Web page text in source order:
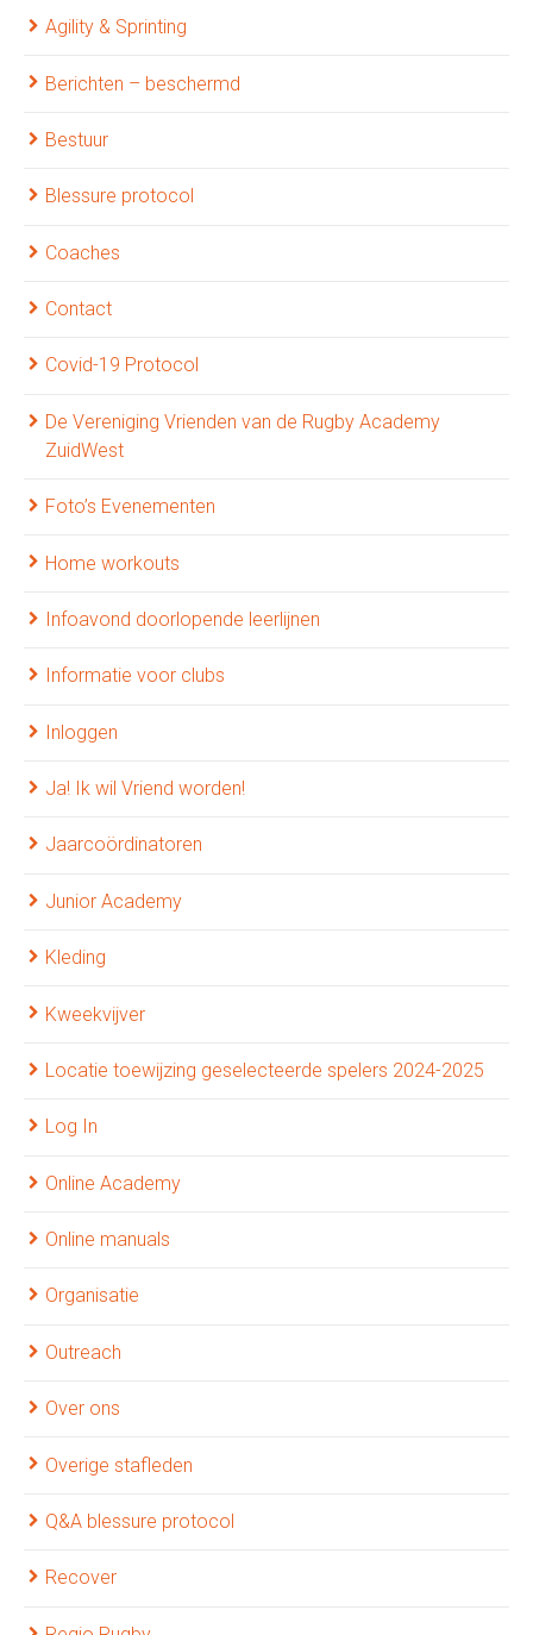
Agility & Sprinting
Berichten – beschermd
Bestuur
Blessure protocol
Coaches
Contact
Covid-19 Protocol
De Vereniging Vrienden van de Rugby Academy
ZuidWest
Foto’s Evenementen
Home workouts
Infoavond doorlopende leerlijnen
Informatie voor clubs
Inloggen
Ja! Ik wil Vriend worden!
Jaarcoördinatoren
Junior Academy
Kleding
Kweekvijver
Locatie toewijzing geselecteerde spelers 2024-2025
Log In
Online Academy
Online manuals
Organisatie
Outreach
Over ons
Overige stafleden
Q&A blessure protocol
Recover